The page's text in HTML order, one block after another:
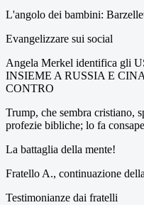
L'angolo dei bambini:
Evangelizzare sui social
Angela Merkel identifica gli
INSIEME A RUSSIA E
CONTRO
Trump, che sembra cristiano,
profezie bibliche; lo fa
La battaglia della mente!
Fratello A., continuazione
Testimonianze dai fratelli